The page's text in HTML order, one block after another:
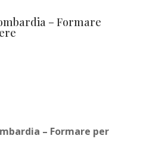
– Formare
– Formare per